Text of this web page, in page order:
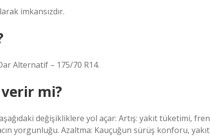
imkansızdır.
Alternatif – 175/70 R14.
mi?
değişikliklere yol açar: Artış: yakıt tüketimi, fren
yorgunluğu. Azaltma: Kauçuğun sürüş konforu, yakıt